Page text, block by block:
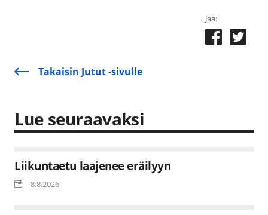
Jaa:
Takaisin Jutut -sivulle
Lue seuraavaksi
Liikuntaetu laajenee eräilyyn
8.8.2026